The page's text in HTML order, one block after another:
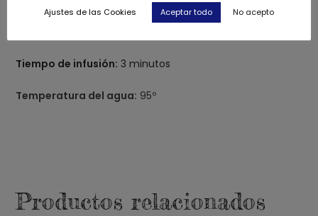
Ingredientes:té negro, ciruela, flor de saúco, cáscara de
Tiempo de infusión: 3 minutos
Temperatura del agua: 95º
Productos relacionados
Ajustes de las Cookies Aceptar todo No acepto